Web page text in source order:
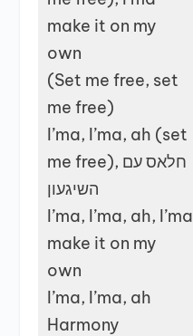
make it on my
own
(Set me free, set
me free)
I’ma, I’ma, ah (set
me free), חלאס עם
השיגעון
I’ma, I’ma, ah, I’ma
make it on my
own
I’ma, I’ma, ah
Harmony